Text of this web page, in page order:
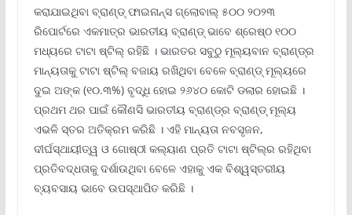
କରାଯାଇଥିବା ବ୍ରାଣ୍ଡ୍ ଫାଇନାନ୍ସ ଗ୍ଲୋବାଲ୍ ୫୦୦ ୨୦୨୩
ରିପୋର୍ଟରେ ଏକମାତ୍ର ଭାରତୀୟ ବ୍ରାଣ୍ଡ୍ ଭାବେ ଶ୍ରେଷ୍ଠ ୧୦୦
ମଧ୍ୟରେ ଟାଟା ଷ୍ଟିଲ୍ ରହିଛି । ଭାରତର ସବୁଠୁ ମୂଲ୍ୟବାନ ବ୍ରାଣ୍ଡ୍‌ର
ମାନ୍ୟତାକୁ ଟାଟା ଷ୍ଟିଲ୍ ବଜାୟ ରଖିଥିବା ବେଳେ ବ୍ରାଣ୍ଡ୍ ମୂଲ୍ୟରେ
ଦୁଇ ଅଙ୍କ (୧୦.୩%) ବୃଦ୍ଧି ହୋଇ ୨୬୪୦ କୋଟି ଡଲାର ହୋଇଛି ।
ପ୍ରଥମ ଥର ପାଇଁ କୌଣସି ଭାରତୀୟ ବ୍ରାଣ୍ଡ୍‌ର ବ୍ରାଣ୍ଡ୍ ମୂଲ୍ୟ
ଏଭଳି ସ୍ତର ଅତିକ୍ରମ କରିଛି । ଏହି ମାନ୍ୟତା ନବସୃଜନ,
ଦୀର୍ଘସ୍ଥାୟୀତ୍ୱ ଓ ଗୋଷ୍ଠୀ କଲ୍ୟାଣ ପ୍ରତି ଟାଟା ଷ୍ଟିଲ୍‌ର ରହିଥିବା
ପ୍ରତିବଦ୍ଧତାକୁ ଦର୍ଶାଉଥିବା ବେଳେ ଏହାକୁ ଏକ ବିଶ୍ୱସ୍ତରୀୟ
ବ୍ୟବସାୟ ଭାବେ ଉପସ୍ଥାପିତ କରିଛି ।